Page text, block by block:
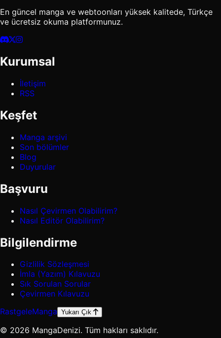
En güncel manga ve webtoonları yüksek kalitede, Türkçe
ve ücretsiz okuma platformunuz.
Kurumsal
İletişim
RSS
Keşfet
Manga arşivi
Son bölümler
Blog
Duyurular
Başvuru
Nasıl Çevirmen Olabilirim?
Nasıl Editör Olabilirim?
Bilgilendirme
Gizlilik Sözleşmesi
İmla (Yazım) Kılavuzu
Sık Sorulan Sorular
Çevirmen Kılavuzu
RastgeleManga Yukarı Çık
© 2026 MangaDenizi. Tüm hakları saklıdır.